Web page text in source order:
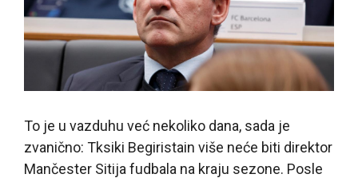
To je u vazduhu već nekoliko dana, sada je
zvanično: Tksiki Begiristain više neće biti direktor
Mančester Sitija fudbala na kraju sezone. Posle